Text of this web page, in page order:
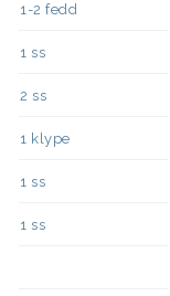
1-2 fedd
1 ss
2 ss
1 klype
1 ss
1 ss